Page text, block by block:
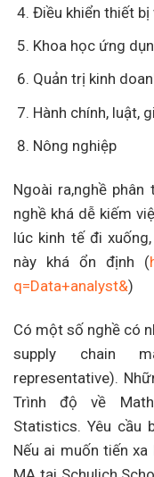
Điều khiển thiết
Khoa học ứng
Quản trị kinh
Hành chính, luật,
Nông nghiệp
Ngoài ra,nghề
nghề khá dễ kiếm
lúc kinh tế đi
này khá ổn định (
q=Data+analyst&)
Có một số nghề có
supply chain
representative).
Trình độ về
Statistics. Yêu cầu
Nếu ai muốn tiến